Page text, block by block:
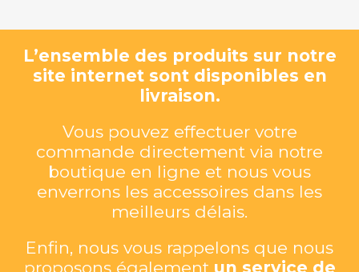
L’ensemble des produits sur notre
site internet sont disponibles en
livraison.
Vous pouvez effectuer votre
commande directement via notre
boutique en ligne et nous vous
enverrons les accessoires dans les
meilleurs délais.
Enfin, nous vous rappelons que nous
proposons également un service de